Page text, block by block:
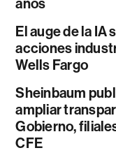
El auge de la IA
acciones
Wells Fargo
Sheinbaum
ampliar
Gobierno,
CFE